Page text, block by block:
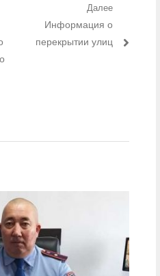
Далее
Следующий пост:
Информация о
перекрытии улиц